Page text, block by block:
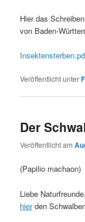
Hier das
von Baden-
Veröffentlicht unter
Der
Veröffentlicht am
(Papilio machaon)
Liebe
hierden